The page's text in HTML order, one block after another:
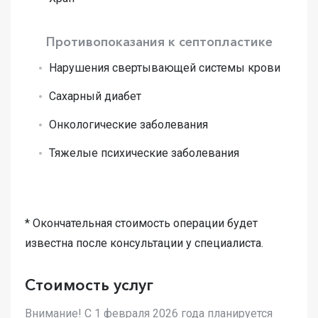
на консультацию
Вы можете по телефону
на консультацию
Вы можете по телефону
Записаться
на консультацию
на консультацию
Противопоказания к септопластике
Нарушения свертывающей системы крови
Сахарный диабет
Онкологические заболевания
Тяжелые психические заболевания
* Окончательная стоимость операции будет
известна после консультации у специалиста.
Стоимость услуг
Внимание! С 1 февраля 2026 года планируется